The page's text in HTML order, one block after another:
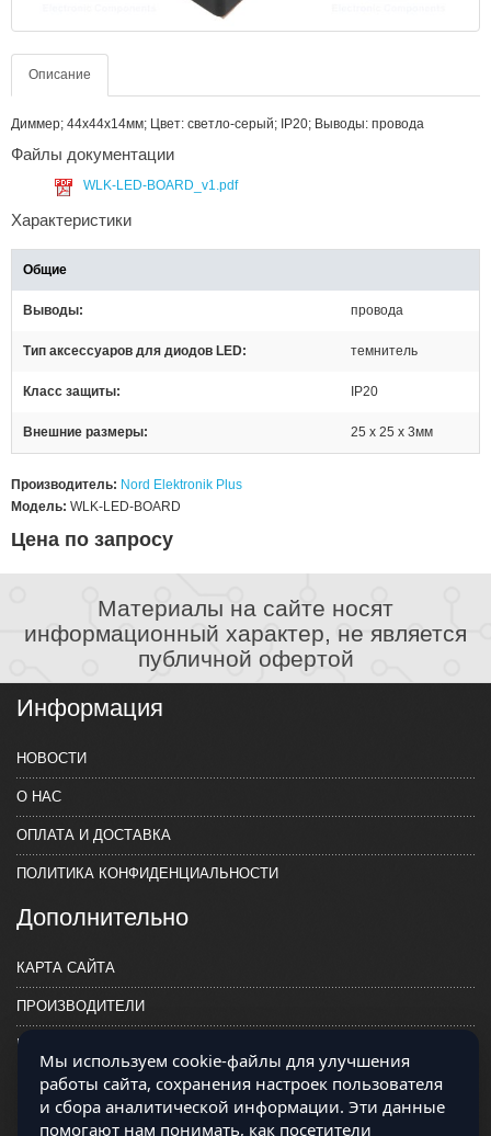
Описание
Диммер; 44x44x14мм; Цвет: светло-серый; IP20; Выводы: провода
Файлы документации
WLK-LED-BOARD_v1.pdf
Характеристики
Общие
Выводы провода
Тип аксессуаров для диодов LED темнитель
Класс защиты IP20
Внешние размеры 25 x 25 x 3мм
Производитель: Nord Elektronik Plus
Модель: WLK-LED-BOARD
Цена по запросу
Материалы на сайте носят
информационный характер, не является
публичной офертой
Информация
НОВОСТИ
О НАС
ОПЛАТА И ДОСТАВКА
ПОЛИТИКА КОНФИДЕНЦИАЛЬНОСТИ
Дополнительно
КАРТА САЙТА
ПРОИЗВОДИТЕЛИ
КОНТАКТЫ
Мы используем cookie-файлы для улучшения
работы сайта, сохранения настроек пользователя
и сбора аналитической информации. Эти данные
помогают нам понимать, как посетители